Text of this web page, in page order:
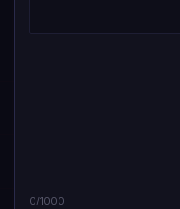
0/1000